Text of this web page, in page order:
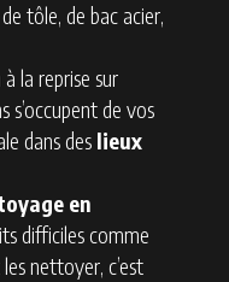
tôle, de bac acier,
la reprise sur
s’occupent de vos
dans des lieux
en
difficiles comme
nettoyer, c’est